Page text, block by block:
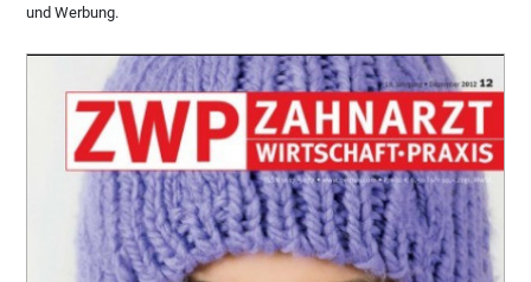
und Werbung.